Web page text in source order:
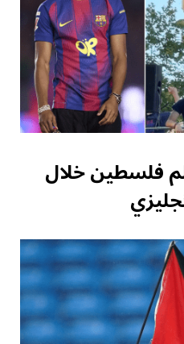
فلسطين خلال